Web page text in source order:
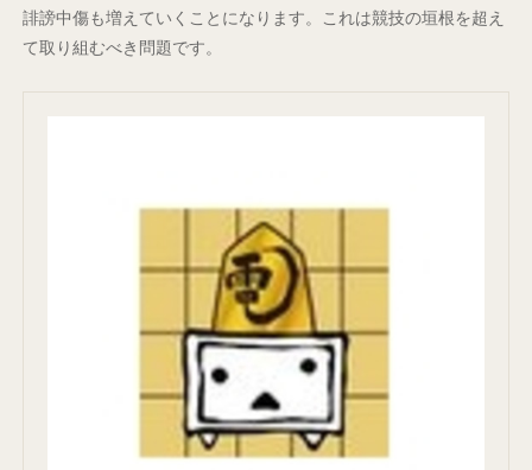
誹謗中傷も増えていくことになります。これは競技の垣根を超え
て取り組むべき問題です。